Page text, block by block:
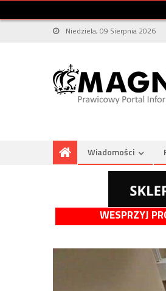
Niedziela, 09 Sierpnia 2026
Wiadomości
WESPRZYJ